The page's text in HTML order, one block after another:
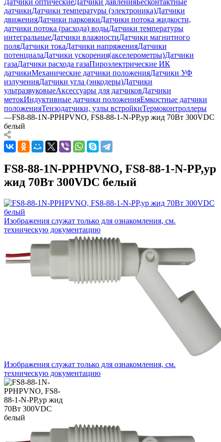
Датчики оптическиеДатчики давленияБесконтактные
датчикиДатчики температуры (электроника)Датчики
движенияДатчики парковкиДатчики потока жидкости,
датчики потока (расхода) водыДатчики температуры
интегральныеДатчики влажностиДатчики магнитного
поляДатчики токаДатчики напряженияДатчики
потенциалаДатчики ускорения(акселерометры)Датчики
газаДатчики расхода газаПироэлектрические ИК
датчикиМеханические датчики положенияДатчики УФ
излученияДатчики угла (энкодеры)Датчики
ультразвуковыеАксессуары для датчиковДатчики
метокИндуктивные датчики положенияЕмкостные датчики
положенияТензодатчики, узлы встройкиТермоконтроллеры
—FS8-88-1N-PPHPVNO, FS8-88-1-N-PP,ур жид 70Вт 300VDC
белый
FS8-88-1N-PPHPVNO, FS8-88-1-N-PP,ур
жид 70Вт 300VDC белый
Изображения служат только для ознакомления, см.
техническую документацию
Изображения служат только для ознакомления, см.
техническую документацию